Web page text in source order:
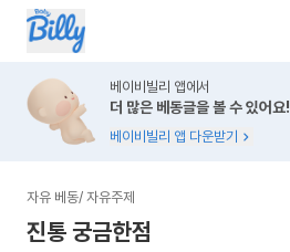
베이비빌리 앱에서
더 많은 베동글을 볼 수 있어요!
베이비빌리 앱 다운받기
자유 베동/ 자유주제
진통 궁금한점